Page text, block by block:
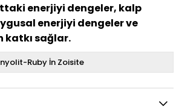
enerjiyi dengeler, kalp
enerjiyi dengeler ve
katkı sağlar.
Ruby İn Zoisite